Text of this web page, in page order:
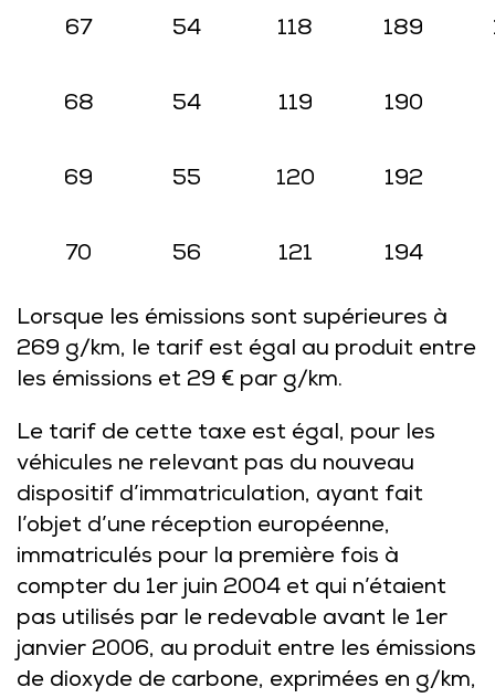
67 54 118 189
68 54 119 190
69 55 120 192
70 56 121 194
Lorsque les émissions sont supérieures à
269 g/km, le tarif est égal au produit entre
les émissions et 29 € par g/km.
Le tarif de cette taxe est égal, pour les
véhicules ne relevant pas du nouveau
dispositif d’immatriculation, ayant fait
l’objet d’une réception européenne,
immatriculés pour la première fois à
compter du 1er juin 2004 et qui n’étaient
pas utilisés par le redevable avant le 1er
janvier 2006, au produit entre les émissions
de dioxyde de carbone, exprimées en g/km,